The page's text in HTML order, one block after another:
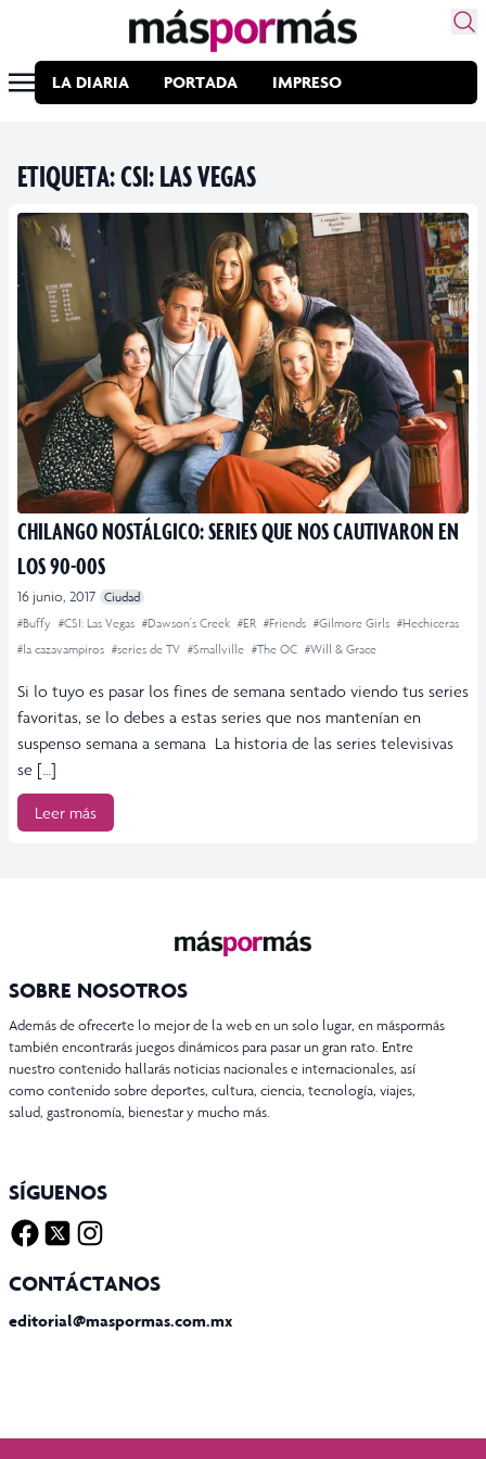
LA DIARIA PORTADA IMPRESO
ETIQUETA:CSI: LAS VEGAS
CHILANGO NOSTÁLGICO: SERIES QUE NOS CAUTIVARON EN
LOS 90-00S
16 junio, 2017 Ciudad
#Buffy #CSI: Las Vegas #Dawson's Creek #ER #Friends #Gilmore Girls #Hechiceras
#la cazavampiros #series de TV #Smallville #The OC #Will & Grace
Si lo tuyo es pasar los fines de semana sentado viendo tus series
favoritas, se lo debes a estas series que nos mantenían en
suspenso semana a semana La historia de las series televisivas
se […]
Leer más
SOBRE NOSOTROS
Además de ofrecerte lo mejor de la web en un solo lugar, en máspormás
también encontrarás juegos dinámicos para pasar un gran rato. Entre
nuestro contenido hallarás noticias nacionales e internacionales, así
como contenido sobre deportes, cultura, ciencia, tecnología, viajes,
salud, gastronomía, bienestar y mucho más.
SÍGUENOS
CONTÁCTANOS
editorial@maspormas.com.mx